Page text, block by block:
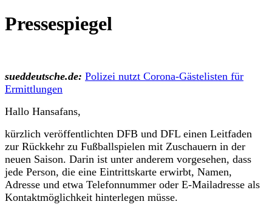
Pressespiegel
sueddeutsche.de: Polizei nutzt Corona-Gästelisten für
Ermittlungen
Hallo Hansafans,
kürzlich veröffentlichten DFB und DFL einen Leitfaden
zur Rückkehr zu Fußballspielen mit Zuschauern in der
neuen Saison. Darin ist unter anderem vorgesehen, dass
jede Person, die eine Eintrittskarte erwirbt, Namen,
Adresse und etwa Telefonnummer oder E-Mailadresse als
Kontaktmöglichkeit hinterlegen müsse.